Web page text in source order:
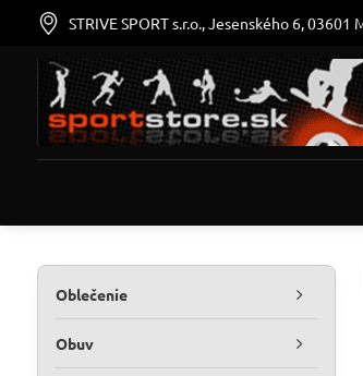
STRIVE SPORT s.r.o., Jesenského 6, 03601
Oblečenie
Obuv